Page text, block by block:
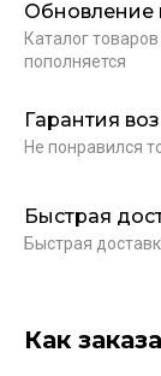
Обновление
Каталог
пополняется
Гарантия
Не понравился
Быстрая
Быстрая
Как